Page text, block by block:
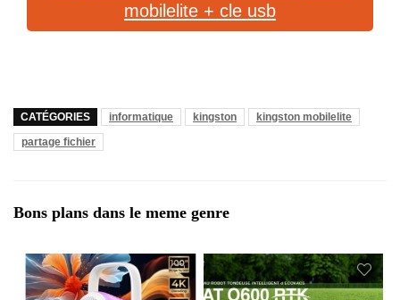
mobilelite + cle usb
CATÉGORIES informatique kingston
kingston mobilelite
partage fichier
Bons plans dans le meme genre